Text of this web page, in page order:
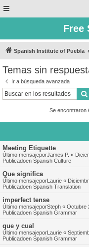
Free
Spanish Institute of Puebla
Temas sin
Ir a búsqueda avanzada
Se encontraron
Meeting Etiquette
Último mensajeporJames P. «
Publicadoen Spanish Culture
Que significa
Último mensajeporLaurie «
Publicadoen Spanish Translation
imperfect tense
Último mensajeporSteph « Octubre
Publicadoen Spanish Grammar
que y cual
Último mensajeporLaurie «
Publicadoen Spanish Grammar